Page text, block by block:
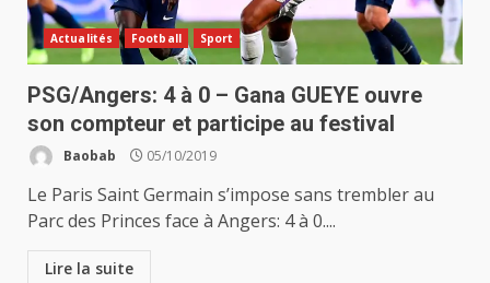
Actualités Football Sport
PSG/Angers: 4 à 0 – Gana GUEYE ouvre
son compteur et participe au festival
Baobab 05/10/2019
Le Paris Saint Germain s’impose sans trembler au
Parc des Princes face à Angers: 4 à 0....
Lire la suite